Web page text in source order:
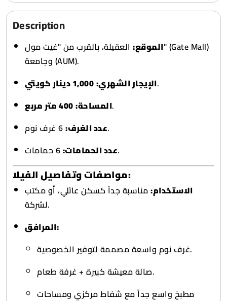
Description
الموقع: العقيلة، بالقرب من "غيت مول" (Gate Mall)
وجامعة (AUM).
الإيجار الشهري:1,000 دينار كويتي
.
المساحة:400 متر مربع
.
عدد الغرف:6 غرف نوم.
عدد الحمامات:6 حمامات.
مواصفات وتفاصيل الفيلا:
الاستخدام:مناسبة جداً كسكن عائلي، أو مكتب
لشركة.
المرافق:
غرف نوم واسعة مصممة لتوفير الخصوصية.
صالة معيشة كبيرة + غرفة طعام.
مطبخ واسع جداً مع شفاط مركزي ومساحات